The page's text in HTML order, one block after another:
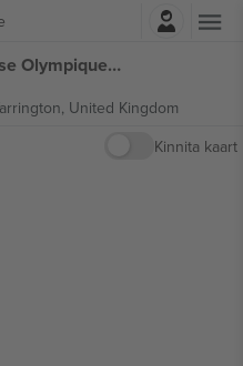
Warrington Wolves vs Toulouse Olympique Super League piletid
United Kingdom
Kinnita kaart